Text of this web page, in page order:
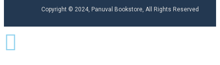
Copyright © 2024, Panuval Bookstore, All Rights Reserved